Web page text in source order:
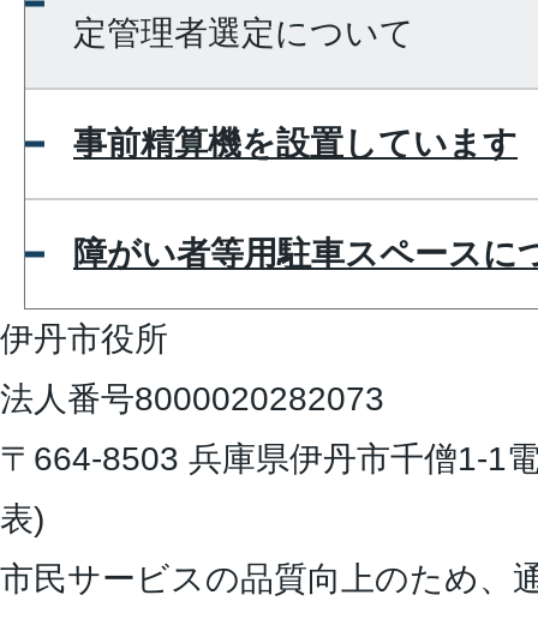
定管理者選定について
事前精算機を設置しています
障がい者等用駐車スペースに
伊丹市役所
法人番号8000020282073
〒664-8503 兵庫県伊丹市千僧1-1
表)
市民サービスの品質向上のため、